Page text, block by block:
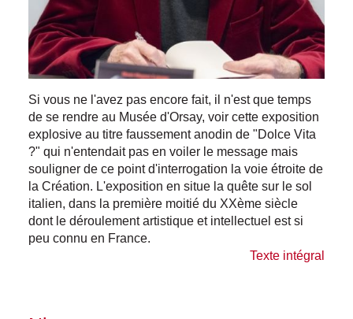
Si vous ne l'avez pas encore fait, il n'est que temps
de se rendre au Musée d'Orsay, voir cette exposition
explosive au titre faussement anodin de "Dolce Vita
?" qui n'entendait pas en voiler le message mais
souligner de ce point d'interrogation la voie étroite de
la Création. L'exposition en situe la quête sur le sol
italien, dans la première moitié du XXème siècle
dont le déroulement artistique et intellectuel est si
peu connu en France.
Texte intégral